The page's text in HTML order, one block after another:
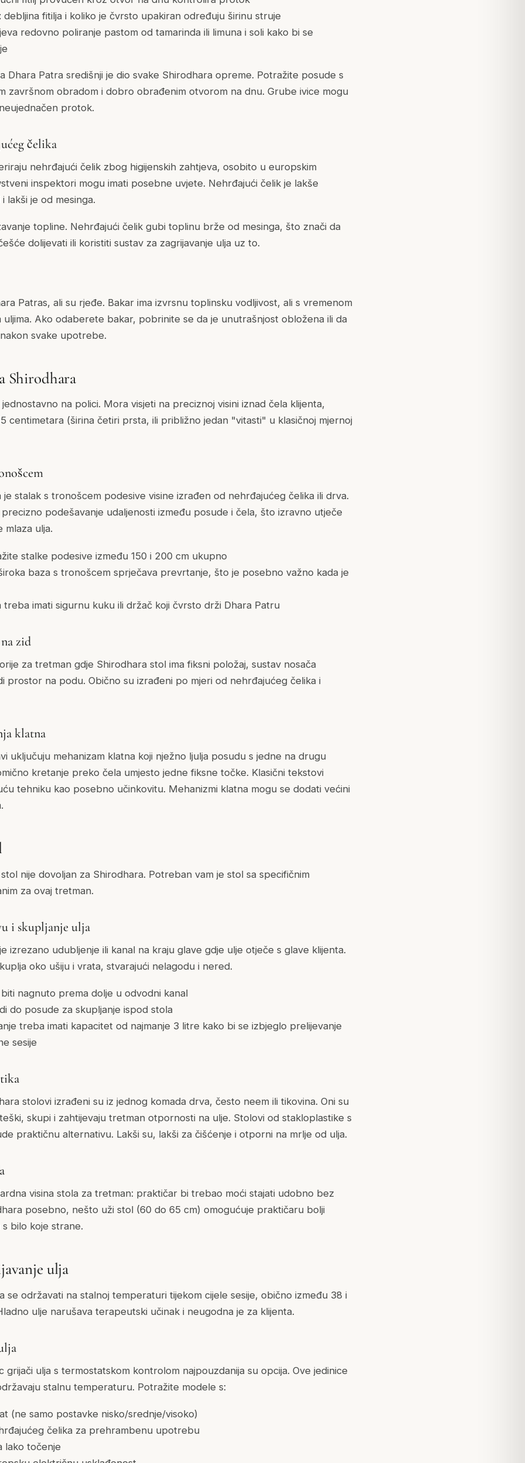
fitilja i koliko je čvrsto upakiran određuju širinu struje
redovno poliranje pastom od tamarinda ili limuna i soli kako bi se
Dhara Patra središnji je dio svake Shirodhara opreme. Potražite posude s
završnom obradom i dobro obrađenim otvorom na dnu. Grube ivice mogu
protok.
čelika
nehrđajući čelik zbog higijenskih zahtjeva, osobito u europskim
inspektori mogu imati posebne uvjete. Nehrđajući čelik je lakše
lakši je od mesinga.
topline. Nehrđajući čelik gubi toplinu brže od mesinga, što znači da
dolijevati ili koristiti sustav za zagrijavanje ulja uz to.
Patras, ali su rjeđe. Bakar ima izvrsnu toplinsku vodljivost, ali s vremenom
uljima. Ako odaberete bakar, pobrinite se da je unutrašnjost obložena ili da
svake upotrebe.
Shirodhara
na polici. Mora visjeti na preciznoj visini iznad čela klijenta,
centimetara (širina četiri prsta, ili približno jedan "vitasti" u klasičnoj mjernoj
je stalak s tronošcem podesive visine izrađen od nehrđajućeg čelika ili drva.
podešavanje udaljenosti između posude i čela, što izravno utječe
mlaza ulja.
stalke podesive između 150 i 200 cm ukupno
baza s tronošcem sprječava prevrtanje, što je posebno važno kada je
treba imati sigurnu kuku ili držač koji čvrsto drži Dhara Patru
zid
za tretman gdje Shirodhara stol ima fiksni položaj, sustav nosača
prostor na podu. Obično su izrađeni po mjeri od nehrđajućeg čelika i
klatna
uključuju mehanizam klatna koji nježno ljulja posudu s jedne na drugu
kretanje preko čela umjesto jedne fiksne točke. Klasični tekstovi
tehniku kao posebno učinkovitu. Mehanizmi klatna mogu se dodati većini
nije dovoljan za Shirodhara. Potreban vam je stol sa specifičnim
za ovaj tretman.
i skupljanje ulja
izrezano udubljenje ili kanal na kraju glave gdje ulje otječe s glave klijenta.
oko ušiju i vrata, stvarajući nelagodu i nered.
nagnuto prema dolje u odvodni kanal
do posude za skupljanje ispod stola
treba imati kapacitet od najmanje 3 litre kako bi se izbjeglo prelijevanje
sesije
stolovi izrađeni su iz jednog komada drva, često neem ili tikovina. Oni su
skupi i zahtijevaju tretman otpornosti na ulje. Stolovi od stakloplastike s
praktičnu alternativu. Lakši su, lakši za čišćenje i otporni na mrlje od ulja.
visina stola za tretman: praktičar bi trebao moći stajati udobno bez
posebno, nešto uži stol (60 do 65 cm) omogućuje praktičaru bolji
bilo koje strane.
ulja
se održavati na stalnoj temperaturi tijekom cijele sesije, obično između 38 i
ulje narušava terapeutski učinak i neugodna je za klijenta.
grijači ulja s termostatskom kontrolom najpouzdanija su opcija. Ove jedinice
stalnu temperaturu. Potražite modele s:
(ne samo postavke nisko/srednje/visoko)
čelika za prehrambenu upotrebu
lako točenje